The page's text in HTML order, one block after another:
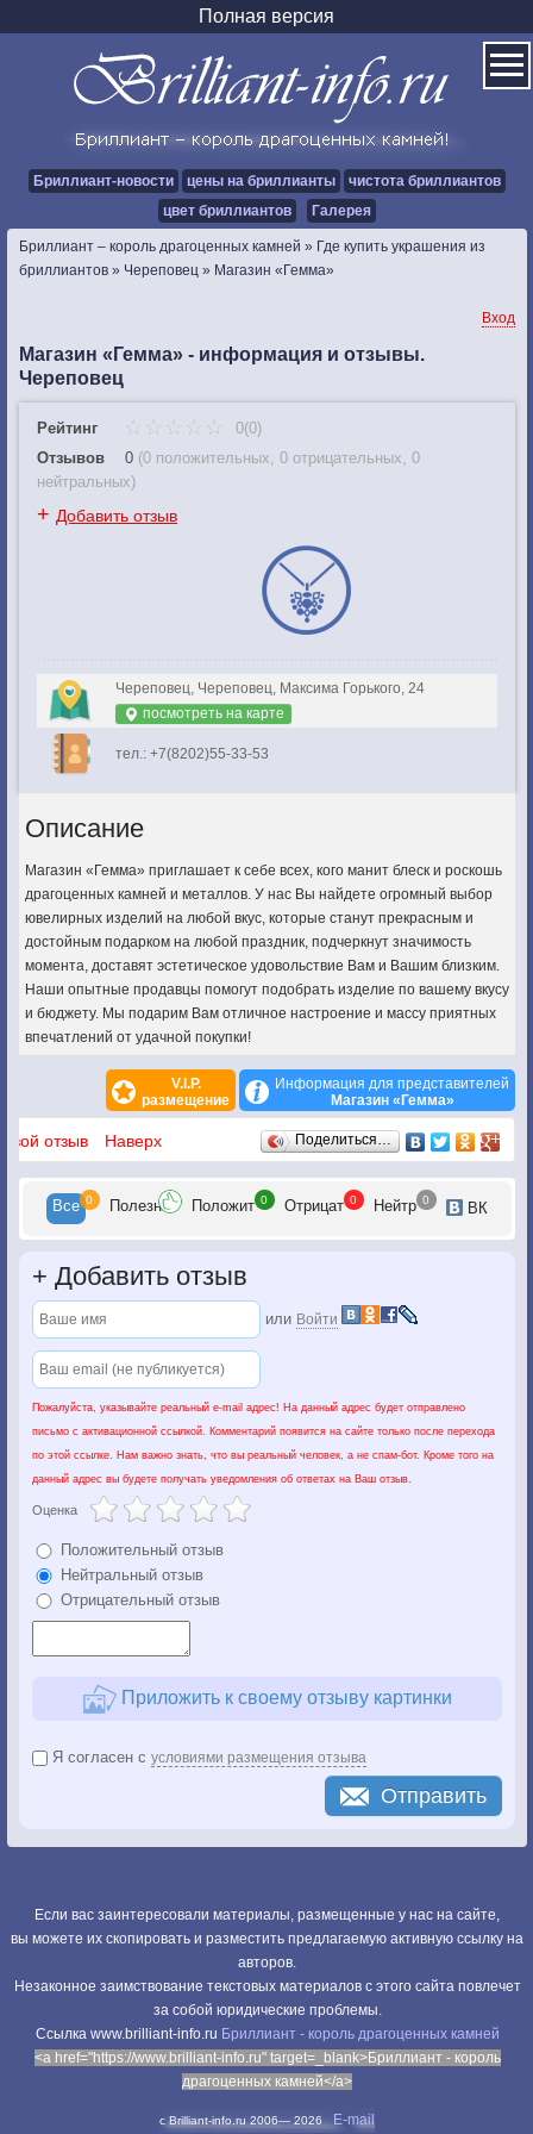
Полная версия
Бриллиант-новости цены на бриллианты
чистота бриллиантов
цвет бриллиантов
Галерея
Бриллиант – король драгоценных камней » Где купить украшения из
бриллиантов » Череповец » Магазин «Гемма»
Вход
Магазин «Гемма» - информация и отзывы.
Череповец
Рейтинг
0(0)
Отзывов
0 (0 положительных, 0 отрицательных, 0
нейтральных)
+ Добавить отзыв
Череповец, Череповец, Максима Горького, 24
посмотреть на карте
тел.: +7(8202)55-33-53
Описание
Магазин «Гемма» приглашает к себе всех, кого манит блеск и роскошь
драгоценных камней и металлов. У нас Вы найдете огромный выбор
ювелирных изделий на любой вкус, которые станут прекрасным и
достойным подарком на любой праздник, подчеркнут значимость
момента, доставят эстетическое удовольствие Вам и Вашим близким.
Наши опытные продавцы помогут подобрать изделие по вашему вкусу
и бюджету. Мы подарим Вам отличное настроение и массу приятных
впечатлений от удачной покупки!
V.I.P.
размещение
Информация для представителей
Магазин «Гемма»
Отзывы
отзыв Наверх Поделиться…
Все 0 Полезн Положит 0 Отрицат 0 Нейтр 0 ВК
+ Добавить отзыв
или Войти
Пожалуйста, указывайте реальный e-mail адрес! На данный адрес будет отправлено
письмо с активационной ссылкой. Комментарий появится на сайте только после перехода
по этой ссылке. Нам важно знать, что вы реальный человек, а не спам-бот. Кроме того на
данный адрес вы будете получать уведомления об ответах на Ваш отзыв.
Оценка
Положительный отзыв
Нейтральный отзыв
Отрицательный отзыв
Приложить к своему отзыву картинки
Я согласен с условиями размещения отзыва
Отправить
Если вас заинтересовали материалы, размещенные у нас на сайте,
вы можете их скопировать и разместить предлагаемую активную ссылку на
авторов.
Незаконное заимствование текстовых материалов с этого сайта повлечет
за собой юридические проблемы.
Cсылка www.brilliant-info.ru Бриллиант - король драгоценных камней
<a href="https://www.brilliant-info.ru" target=_blank>Бриллиант - король
драгоценных камней</a>
c Brilliant-info.ru 2006— 2026 E-mail